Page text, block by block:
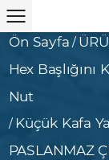
Ön Sayfa /
Hex
Nut
/ Küçük Kafa
PASLANMAZ